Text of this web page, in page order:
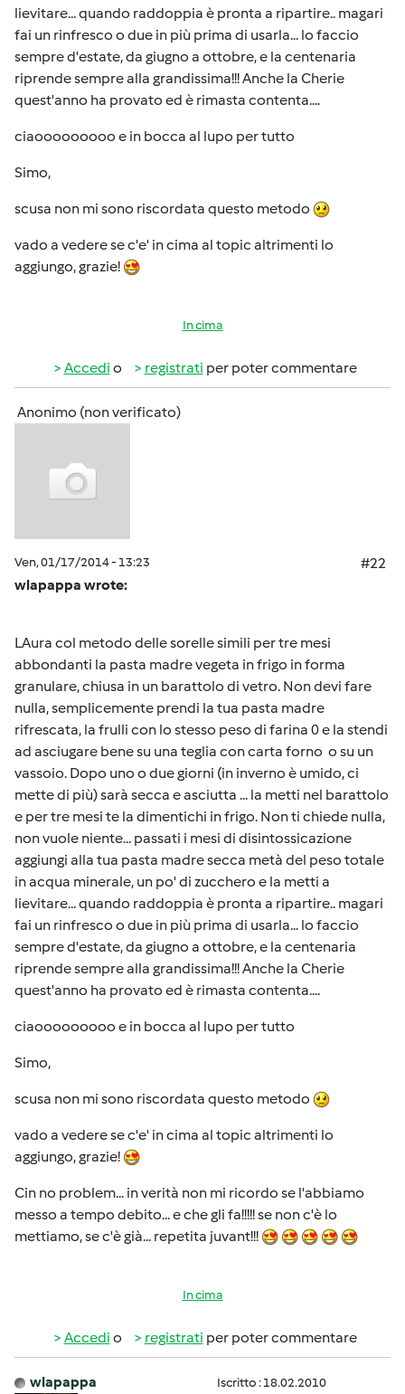
lievitare... quando raddoppia è pronta a ripartire.. magari
fai un rinfresco o due in più prima di usarla... lo faccio
sempre d'estate, da giugno a ottobre, e la centenaria
riprende sempre alla grandissima!!! Anche la Cherie
quest'anno ha provato ed è rimasta contenta....
ciaooooooooo e in bocca al lupo per tutto
Simo,
scusa non mi sono riscordata questo metodo
vado a vedere se c'e' in cima al topic altrimenti lo
aggiungo, grazie!
In cima
Accedi o registrati per poter commentare
Anonimo (non verificato)
Ven, 01/17/2014 - 13:23
#22
wlapappa wrote:
LAura col metodo delle sorelle simili per tre mesi
abbondanti la pasta madre vegeta in frigo in forma
granulare, chiusa in un barattolo di vetro. Non devi fare
nulla, semplicemente prendi la tua pasta madre
rifrescata, la frulli con lo stesso peso di farina 0 e la stendi
ad asciugare bene su una teglia con carta forno o su un
vassoio. Dopo uno o due giorni (in inverno è umido, ci
mette di più) sarà secca e asciutta ... la metti nel barattolo
e per tre mesi te la dimentichi in frigo. Non ti chiede nulla,
non vuole niente... passati i mesi di disintossicazione
aggiungi alla tua pasta madre secca metà del peso totale
in acqua minerale, un po' di zucchero e la metti a
lievitare... quando raddoppia è pronta a ripartire.. magari
fai un rinfresco o due in più prima di usarla... lo faccio
sempre d'estate, da giugno a ottobre, e la centenaria
riprende sempre alla grandissima!!! Anche la Cherie
quest'anno ha provato ed è rimasta contenta....
ciaooooooooo e in bocca al lupo per tutto
Simo,
scusa non mi sono riscordata questo metodo
vado a vedere se c'e' in cima al topic altrimenti lo
aggiungo, grazie!
Cin no problem... in verità non mi ricordo se l'abbiamo
messo a tempo debito... e che gli fa!!!!! se non c'è lo
mettiamo, se c'è già... repetita juvant!!!
In cima
Accedi o registrati per poter commentare
wlapappa Iscritto : 18.02.2010